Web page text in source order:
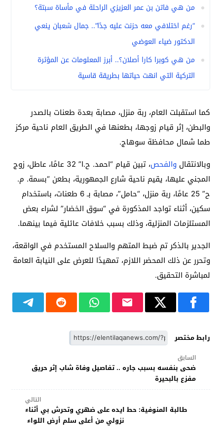
من هي فاتن بن عمر العزيزي الراحلة في مأساة سبتة؟
“رغم اختلافي معه حزنت عليه جدًا”.. جمال شعبان ينعي
الدكتور ضياء العوضي
من هي كوبرا كارا أصلان؟.. أبرز المعلومات عن المؤثرة
التركية التي انهت حياتها بطريقة قاسية
كما استقبلت العام، ربة منزل، مصابة بعدة طعنات بالصدر
والبطن، إثر قيام زوجها، بطعنها في الطريق العام ناحية مركز
طما شمال محافظة سوهاج.
وبالانتقالوالفحص
، تبين قيام “احمد. ح.ا” 32 عامًا، عاطل، زوج
المجني عليها، يقيم ناحية شارع الجمهورية، بطعن “بسمة. م.
ح” 25 عامًا، ربة منزل، “حامل”، مصابة بـ 6 طعنات، باستخدام
سكين، أثناء تواجد المذكورة في “سوق الخضار” لشراء بعض
المستلزمات المنزلية، وذلك بسبب خلافات عائلية فيما بينهما.
الجدير بالذكر تم ضبط المتهم والسلاح المستخدم في الواقعة،
وتحرر عن ذلك المحضر اللازم، تمهيدًا للعرض على النيابة العامة
لمباشرة التحقيق.
رابط مختصر
السابق
ضحى بنفسه بسبب جاره .. تفاصيل وفاة شاب إثر حريق
مفزع بالبحيرة
التالي
طالبة المنوفية: حط ايده على ضهري وتحرش بي أثناء
نزولي من أعلى سلم أرض اللواء